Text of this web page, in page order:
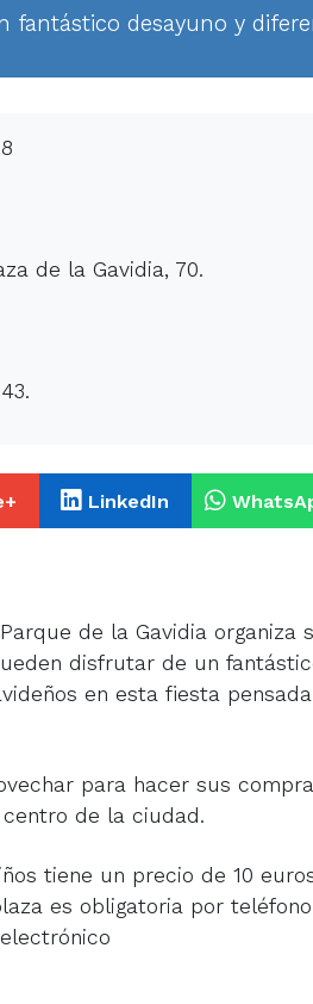
fantástico desayuno y
de la Gavidia, 70.
LinkedIn
de la Gavidia organiza
disfrutar de un
en esta fiesta pensada
para hacer sus
de la ciudad.
tiene un precio de 10
es obligatoria por